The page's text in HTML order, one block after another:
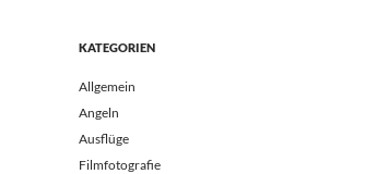
KATEGORIEN
Allgemein
Angeln
Ausflüge
Filmfotografie